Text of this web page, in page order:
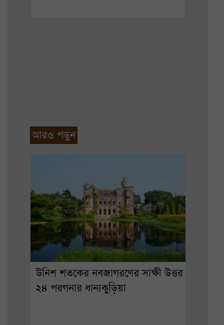
আরও পড়ুন
উনিশ শতকের নবজাগরণের সাক্ষী উত্তর
২৪ পরগনার ধান্যকুড়িয়া